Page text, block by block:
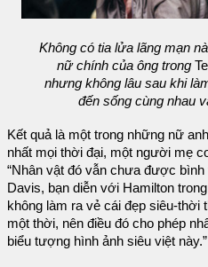
Không có tia lửa lãng mạn
nữ chính của ông trong
nhưng không lâu sau khi
đến sống cùng nhau
Kết quả là một trong những nữ
nhất mọi thời đại, một người mẹ
“Nhân vật đó vẫn chưa được
Davis, bạn diễn với Hamilton trong
không làm ra vẻ cái đẹp siêu-
một thời, nên điều đó cho phép
biểu tượng hình ảnh siêu việt này.”